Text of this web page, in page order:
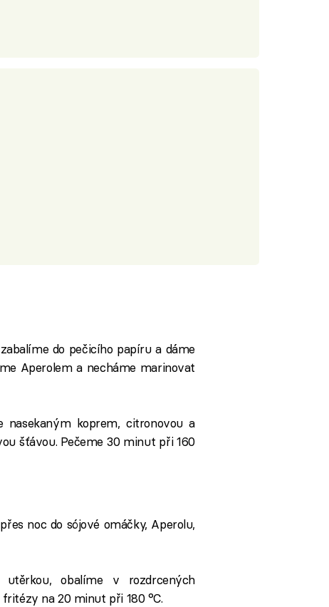
do pečicího papíru a dáme
Aperolem a necháme marinovat
nasekaným koprem, citronovou a
šťávou. Pečeme 30 minut při 160
noc do sójové omáčky, Aperolu,
obalíme v rozdrcených
na 20 minut při 180 °C.